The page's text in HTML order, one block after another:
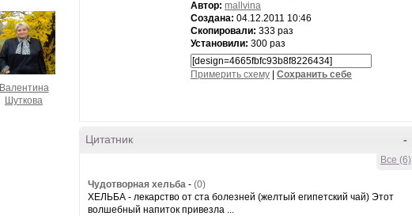
Валентина
Шуткова
Автор: mallvina
Создана: 04.12.2011 10:46
Скопировали: 333 раз
Установили: 300 раз
Примерить схему Cохранить себе
-
Цитатник
Все (6)
Чудотворная хельба - (0)
ХЕЛЬБА - лекарство от ста болезней (желтый египетский чай) Этот
волшебный напиток привезла ...